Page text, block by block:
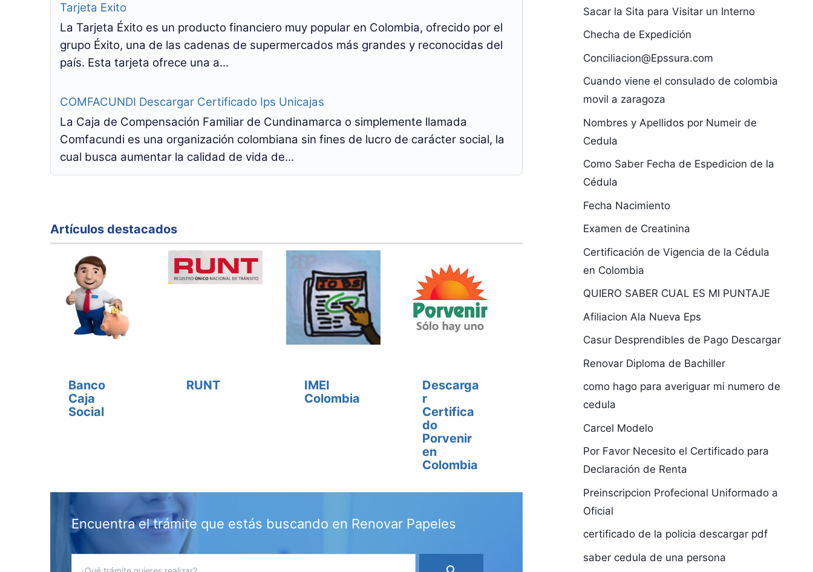
Tarjeta Exito
La Tarjeta Éxito es un producto financiero muy popular en Colombia, ofrecido por el
grupo Éxito, una de las cadenas de supermercados más grandes y reconocidas del
país. Esta tarjeta ofrece una a...
COMFACUNDI Descargar Certificado Ips Unicajas
La Caja de Compensación Familiar de Cundinamarca o simplemente llamada
Comfacundi es una organización colombiana sin fines de lucro de carácter social, la
cual busca aumentar la calidad de vida de...
Artículos destacados
Banco
Caja
Social
RUNT
IMEI
Colombia
Descarga
r
Certifica
do
Porvenir
en
Colombia
Encuentra el trámite que estás buscando en Renovar Papeles
Sacar la Sita para Visitar un Interno
Checha de Expedición
Conciliacion@Epssura.com
Cuando viene el consulado de colombia
movil a zaragoza
Nombres y Apellidos por Numeir de
Cedula
Como Saber Fecha de Espedicion de la
Cédula
Fecha Nacimiento
Examen de Creatinina
Certificación de Vigencia de la Cédula
en Colombia
QUIERO SABER CUAL ES MI PUNTAJE
Afiliacion Ala Nueva Eps
Casur Desprendibles de Pago Descargar
Renovar Diploma de Bachiller
como hago para averiguar mi numero de
cedula
Carcel Modelo
Por Favor Necesito el Certificado para
Declaración de Renta
Preinscripcion Profecional Uniformado a
Oficial
certificado de la policia descargar pdf
saber cedula de una persona